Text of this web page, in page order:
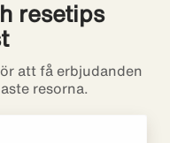
resetips
att få erbjudanden
resorna.